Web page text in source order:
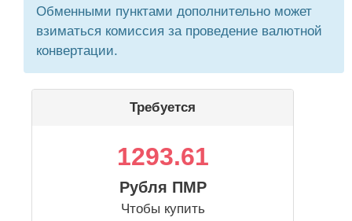
Обменными пунктами дополнительно может
взиматься комиссия за проведение валютной
конвертации.
Требуется
1293.61
Рубля ПМР
Чтобы купить